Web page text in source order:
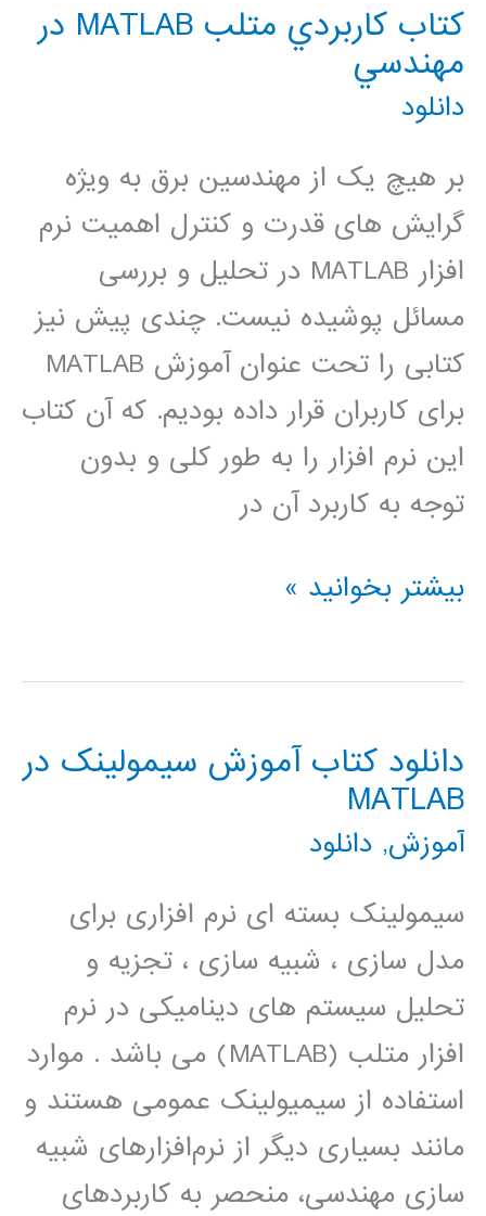
كتاب كاربردي متلب MATLAB در
مهندسي
دانلود
بر هیچ یک از مهندسین برق به ویژه
گرایش های قدرت و کنترل اهمیت نرم
افزار MATLAB در تحلیل و بررسی
مسائل پوشیده نیست. چندی پیش نیز
کتابی را تحت عنوان آموزش MATLAB
برای کاربران قرار داده بودیم. که آن کتاب
این نرم افزار را به طور کلی و بدون
توجه به کاربرد آن در
كتاب
متلب
در
مهندسي
بیشتر بخوانید »
دانلود کتاب آموزش سیمولینک در
MATLAB
آموزش, دانلود
سیمولینک بسته ای نرم افزاری برای
مدل سازی ، شبیه سازی ، تجزیه و
تحلیل سیستم های دینامیکی در نرم
افزار متلب (MATLAB) می باشد . موارد
استفاده از سیمیولینک عمومی هستند و
مانند بسیاری دیگر از نرم‌افزارهای شبیه
سازی مهندسی، منحصر به کاربردهای